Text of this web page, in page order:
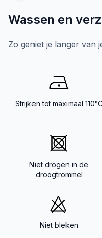
Wassen en
Zo geniet je langer van
Strijken tot maximaal
Niet drogen in de
droogtrommel
Niet bleken